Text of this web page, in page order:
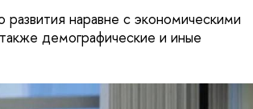
наравне с экономическими
демографические и иные